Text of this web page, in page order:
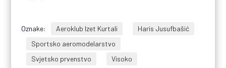
Oznake: Aeroklub Izet Kurtali
Haris Jusufbašić
Sportsko aeromodelarstvo
Svjetsko prvenstvo
Visoko